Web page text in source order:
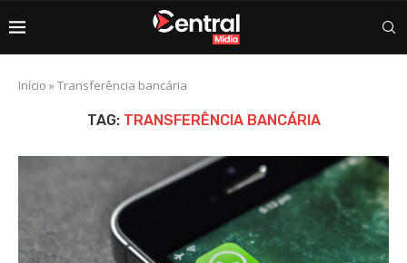
Início »Transferência bancária
TAG: TRANSFERÊNCIA BANCÁRIA